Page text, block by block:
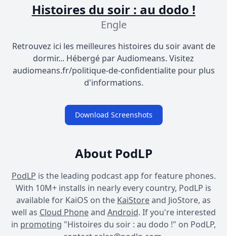
Histoires du soir : au dodo !
Engle
Retrouvez ici les meilleures histoires du soir avant de
dormir... Hébergé par Audiomeans. Visitez
audiomeans.fr/politique-de-confidentialite pour plus
d'informations.
Download Screenshots
About PodLP
PodLP is the leading podcast app for feature phones.
With 10M+ installs in nearly every country, PodLP is
available for KaiOS on the KaiStoreand JioStore, as
well as Cloud Phoneand Android. If you're interested
in promoting "Histoires du soir : au dodo !" on PodLP,